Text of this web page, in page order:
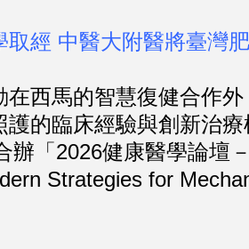
經 中醫大附醫將臺灣
馬的智慧復健合作外
的臨床經驗與創新治
辦「2026健康醫學論壇
Strategies for